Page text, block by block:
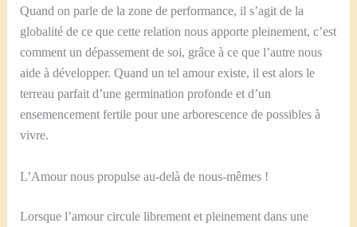
Quand on parle de la zone de performance, il s’agit de la
globalité de ce que cette relation nous apporte pleinement, c’est
comment un dépassement de soi, grâce à ce que l’autre nous
aide à développer. Quand un tel amour existe, il est alors le
terreau parfait d’une germination profonde et d’un
ensemencement fertile pour une arborescence de possibles à
vivre.
L’Amour nous propulse au-delà de nous-mêmes !
Lorsque l’amour circule librement et pleinement dans une